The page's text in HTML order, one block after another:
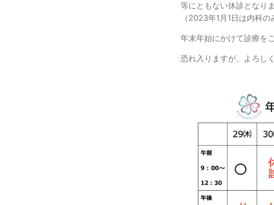
等にともない休診となりま
（2023年1月1日は内科
年末年始にかけて診療を
恐れ入りますが、よろし